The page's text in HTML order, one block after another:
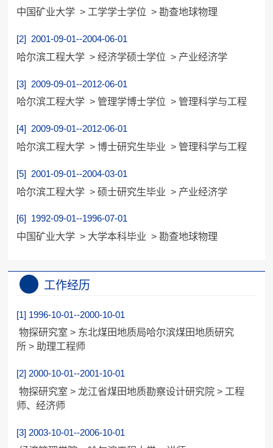
中国矿业大学 > 工学学士学位 > 勘查地球物理
[2] 2001-09-01--2004-06-01
哈尔滨工程大学 > 经济学硕士学位 > 产业经济学
[3] 2009-09-01--2012-06-01
哈尔滨工程大学 > 管理学博士学位 > 管理科学与工程
[4] 2009-09-01--2012-06-01
哈尔滨工程大学 > 博士研究生毕业 > 管理科学与工程
[5] 2001-09-01--2004-03-01
哈尔滨工程大学 > 硕士研究生毕业 > 产业经济学
[6] 1992-09-01--1996-07-01
中国矿业大学 > 大学本科毕业 > 勘查地球物理
工作经历
[1] 1996-10-01--2000-10-01
物探研究室 > 东北煤田地质局哈尔滨煤田地质研究
所 > 助理工程师
[2] 2000-10-01--2001-10-01
物探研究室 > 龙江省煤田地质勘察设计研究院 > 工程
师、经济师
[3] 2003-10-01--2006-10-01